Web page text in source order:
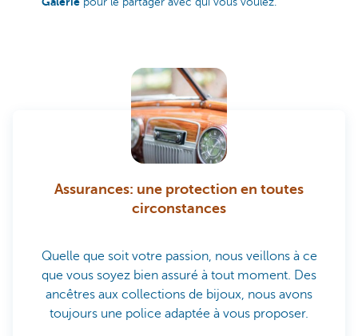
Assurances: une protection en toutes
circonstances
Quelle que soit votre passion, nous veillons à ce
que vous soyez bien assuré à tout moment. Des
ancêtres aux collections de bijoux, nous avons
toujours une police adaptée à vous proposer.